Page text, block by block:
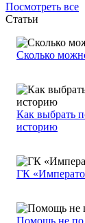
Посмотреть все
Статьи
Сколько
Как выбрать
историю
ГК